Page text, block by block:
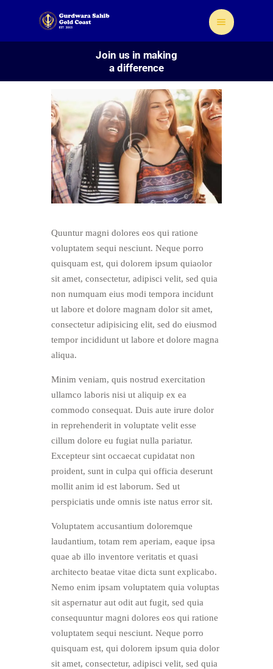
Join us in making
a difference
Home
About Us
Sikhism
Gallery
Donate
Quuntur magni dolores eos qui ratione
voluptatem sequi nesciunt. Neque porro
quisquam est, qui dolorem ipsum quiaolor
sit amet, consectetur, adipisci velit, sed quia
non numquam eius modi tempora incidunt
ut labore et dolore magnam dolor sit amet,
consectetur adipisicing elit, sed do eiusmod
tempor incididunt ut labore et dolore magna
aliqua.
Minim veniam, quis nostrud exercitation
ullamco laboris nisi ut aliquip ex ea
commodo consequat. Duis aute irure dolor
in reprehenderit in voluptate velit esse
cillum dolore eu fugiat nulla pariatur.
Excepteur sint occaecat cupidatat non
proident, sunt in culpa qui officia deserunt
mollit anim id est laborum. Sed ut
perspiciatis unde omnis iste natus error sit.
Voluptatem accusantium doloremque
laudantium, totam rem aperiam, eaque ipsa
quae ab illo inventore veritatis et quasi
architecto beatae vitae dicta sunt explicabo.
Nemo enim ipsam voluptatem quia voluptas
sit aspernatur aut odit aut fugit, sed quia
consequuntur magni dolores eos qui ratione
voluptatem sequi nesciunt. Neque porro
quisquam est, qui dolorem ipsum quia dolor
sit amet, consectetur, adipisci velit, sed quia